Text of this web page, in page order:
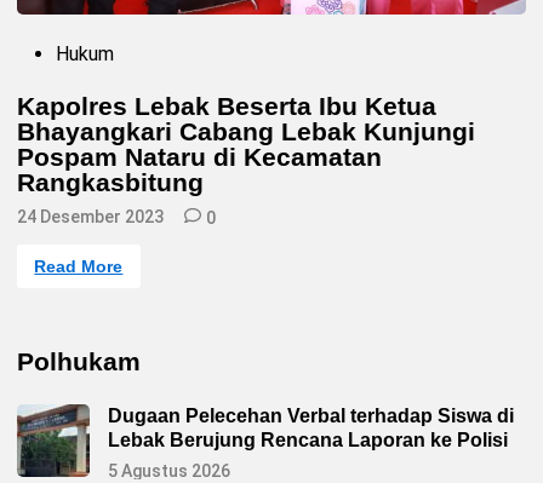
t
e
d
i
n
Hukum
Kapolres Lebak Beserta Ibu Ketua
Bhayangkari Cabang Lebak Kunjungi
Pospam Nataru di Kecamatan
Rangkasbitung
24 Desember 2023 0
K
e
L
e
b
a
Read More
Polhukam
Dugaan Pelecehan Verbal terhadap Siswa di
Lebak Berujung Rencana Laporan ke Polisi
5 Agustus 2026